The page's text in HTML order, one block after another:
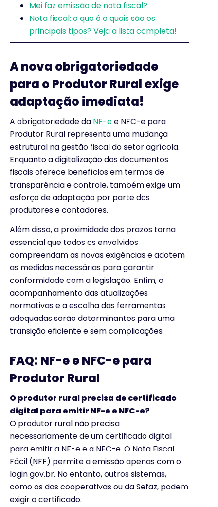
Mei faz emissão de nota fiscal?
Nota fiscal: o que é e quais são os
principais tipos? Veja a lista completa!
A nova obrigatoriedade
para o Produtor Rural exige
adaptação imediata!
A obrigatoriedade da NF-ee NFC-e para
Produtor Rural representa uma mudança
estrutural na gestão fiscal do setor agrícola.
Enquanto a digitalização dos documentos
fiscais oferece benefícios em termos de
transparência e controle, também exige um
esforço de adaptação por parte dos
produtores e contadores.
Além disso, a proximidade dos prazos torna
essencial que todos os envolvidos
compreendam as novas exigências e adotem
as medidas necessárias para garantir
conformidade com a legislação. Enfim, o
acompanhamento das atualizações
normativas e a escolha das ferramentas
adequadas serão determinantes para uma
transição eficiente e sem complicações.
FAQ: NF-e e NFC-e para
Produtor Rural
O produtor rural precisa de certificado
digital para emitir NF-e e NFC-e?
O produtor rural não precisa
necessariamente de um certificado digital
para emitir a NF-e e a NFC-e. O Nota Fiscal
Fácil (NFF) permite a emissão apenas com o
login gov.br. No entanto, outros sistemas,
como os das cooperativas ou da Sefaz, podem
exigir o certificado.